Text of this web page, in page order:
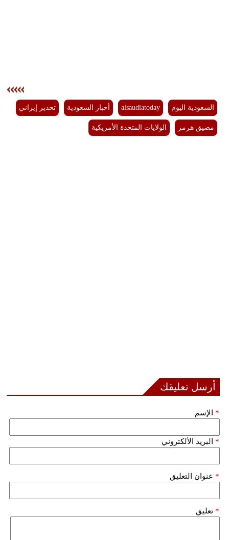
السعودية اليوم alsaudiatoday أخبار السعودية تحذير إيراني
مضيق هرمز الولايات المتحدة الأمريكية
أرسل تعليقك
الإسم *
البريد الألكتروني *
عنوان التعليق *
تعليق *